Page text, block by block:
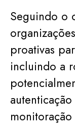
Seguindo o
proativas
incluindo a